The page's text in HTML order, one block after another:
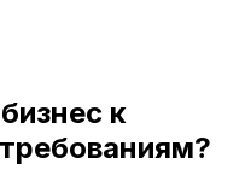
к